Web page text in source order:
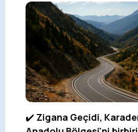
✔️ Zigana Geçidi,